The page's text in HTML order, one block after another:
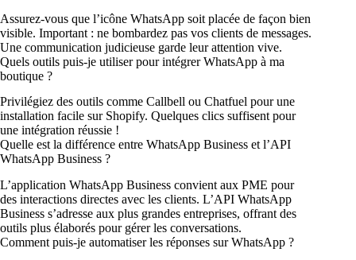
Assurez-vous que l’icône WhatsApp soit placée de façon bien
visible. Important : ne bombardez pas vos clients de messages.
Une communication judicieuse garde leur attention vive.
Quels outils puis-je utiliser pour intégrer WhatsApp à ma
boutique ?
Privilégiez des outils comme Callbell ou Chatfuel pour une
installation facile sur Shopify. Quelques clics suffisent pour
une intégration réussie !
Quelle est la différence entre WhatsApp Business et l’API
WhatsApp Business ?
L’application WhatsApp Business convient aux PME pour
des interactions directes avec les clients. L’API WhatsApp
Business s’adresse aux plus grandes entreprises, offrant des
outils plus élaborés pour gérer les conversations.
Comment puis-je automatiser les réponses sur WhatsApp ?